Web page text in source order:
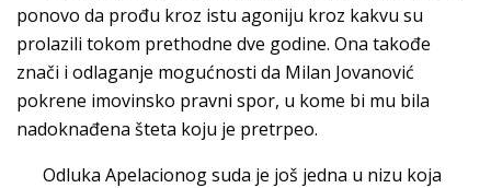
ponovo da prođu kroz istu agoniju kroz kakvu su
prolazili tokom prethodne dve godine. Ona takođe
znači i odlaganje mogućnosti da Milan Jovanović
pokrene imovinsko pravni spor, u kome bi mu bila
nadoknađena šteta koju je pretrpeo.
Odluka Apelacionog suda je još jedna u nizu koja